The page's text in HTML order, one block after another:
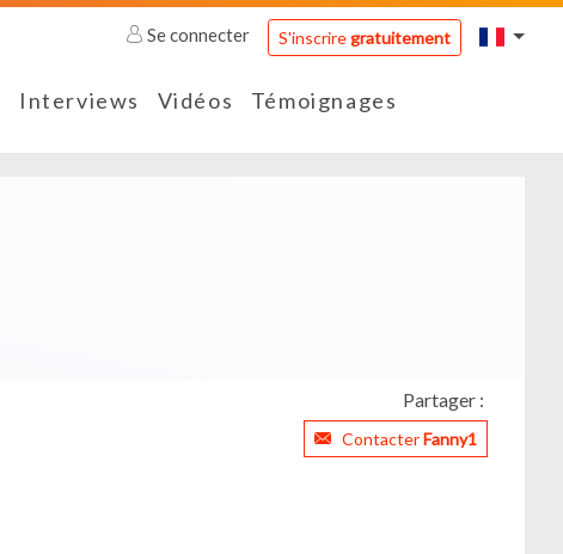
Se connecter S'inscriregratuitement
Interviews Vidéos Témoignages
Partager :
ContacterFanny1